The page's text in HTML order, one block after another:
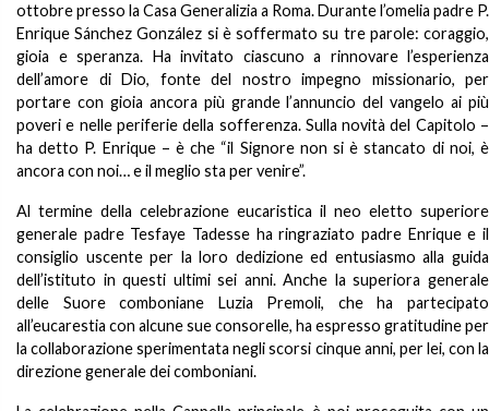
ottobre presso la Casa Generalizia a Roma. Durante l’omelia padre P.
Enrique Sánchez González si è soffermato su tre parole: coraggio,
gioia e speranza. Ha invitato ciascuno a rinnovare l’esperienza
dell’amore di Dio, fonte del nostro impegno missionario, per
portare con gioia ancora più grande l’annuncio del vangelo ai più
poveri e nelle periferie della sofferenza. Sulla novità del Capitolo –
ha detto P. Enrique – è che “il Signore non si è stancato di noi, è
ancora con noi… e il meglio sta per venire”.
Al termine della celebrazione eucaristica il neo eletto superiore
generale padre Tesfaye Tadesse ha ringraziato padre Enrique e il
consiglio uscente per la loro dedizione ed entusiasmo alla guida
dell’istituto in questi ultimi sei anni. Anche la superiora generale
delle Suore comboniane Luzia Premoli, che ha partecipato
all’eucarestia con alcune sue consorelle, ha espresso gratitudine per
la collaborazione sperimentata negli scorsi cinque anni, per lei, con la
direzione generale dei comboniani.